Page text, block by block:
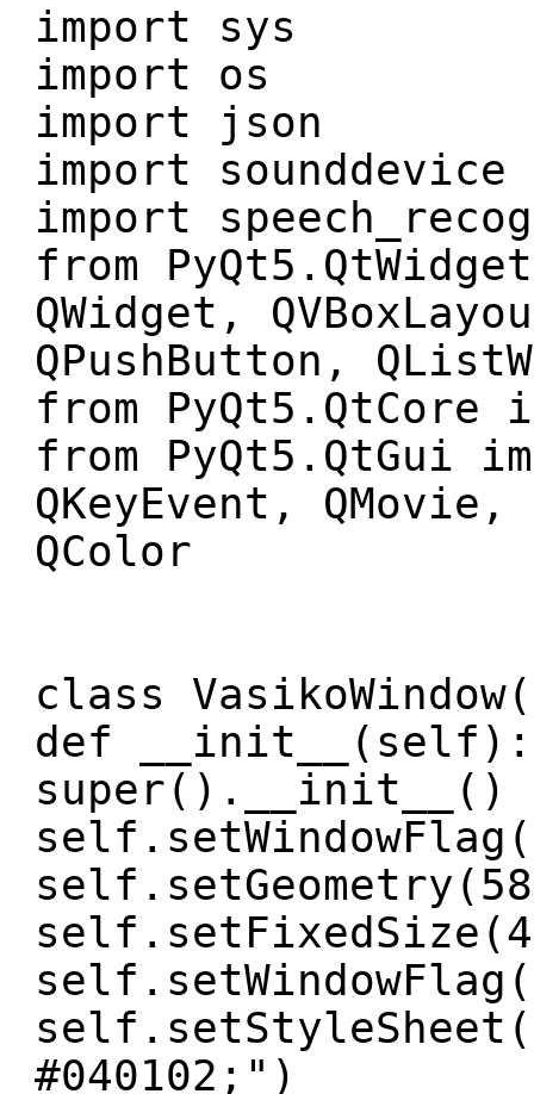
import sys
import os
import json
import sounddevice
import
from
QWidget,
QPushButton,
from PyQt5.QtCore
from PyQt5.QtGui
QKeyEvent,
QColor
class
def __init__(self):
super().__init__()
#040102;")